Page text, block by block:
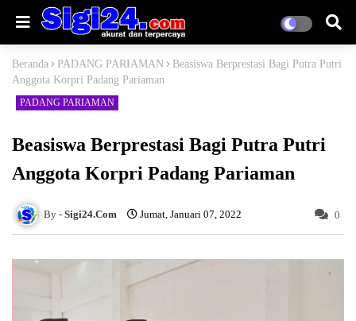
Beranda PADANG PARIAMAN
Beasiswa Berprestasi Bagi Putra Putri
Anggota Korpri Padang Pariaman
PADANG PARIAMAN
Beasiswa Berprestasi Bagi Putra Putri
Anggota Korpri Padang Pariaman
Sigi24.Com Jumat, Januari 07, 2022 0